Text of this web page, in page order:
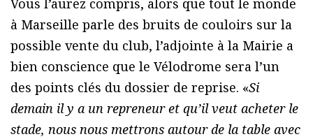
Vous l’aurez compris, alors que tout le monde
à Marseille parle des bruits de couloirs sur la
possible vente du club, l’adjointe à la Mairie a
bien conscience que le Vélodrome sera l’un
des points clés du dossier de reprise. «Si
demain il y a un repreneur et qu’il veut acheter le
stade, nous nous mettrons autour de la table avec